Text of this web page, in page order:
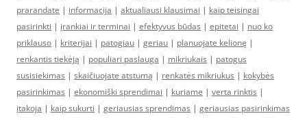
prarandate | informacija | aktualiausi klausimai | kaip teisingai
pasirinkti | įrankiai ir terminai | efektyvus būdas | epitetai | nuo ko
priklauso | kriterijai | patogiau | geriau | planuojate kelionę |
renkantis tiekėją | populiari paslauga | mikriukais | patogus
susisiekimas | skaičiuojate atstumą | renkatės mikriukus | kokybės
pasirinkimas | ekonomiški sprendimai | kuriame | verta rinktis |
įtakoja | kaip sukurti | geriausias sprendimas | geriausias pasirinkimas